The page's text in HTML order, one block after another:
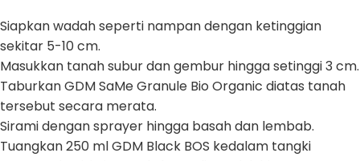
Siapkan wadah seperti nampan dengan ketinggian
sekitar 5-10 cm.
Masukkan tanah subur dan gembur hingga setinggi 3 cm.
Taburkan GDM SaMe Granule Bio Organic diatas tanah
tersebut secara merata.
Sirami dengan sprayer hingga basah dan lembab.
Tuangkan 250 ml GDM Black BOS kedalam tangki